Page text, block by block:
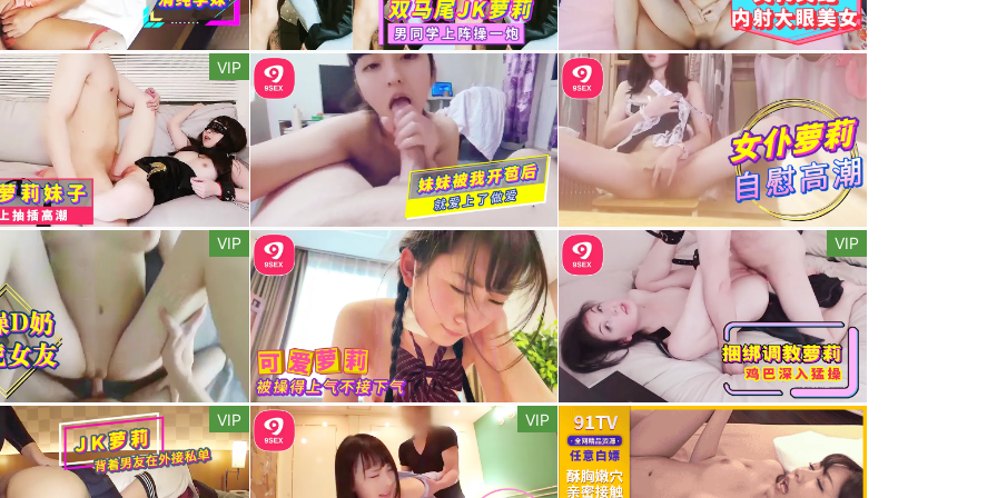
VIP
VIP VIP
VIP VIP